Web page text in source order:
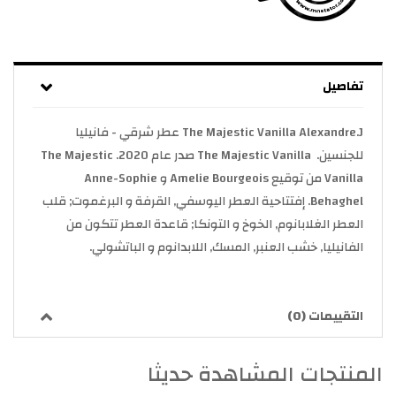
تفاصيل
The Majestic Vanilla Alexandre.J عطر شرقي - فانيليا
للجنسين. The Majestic Vanilla صدر عام 2020. The Majestic
Vanilla من توقيع Amelie Bourgeois و Anne-Sophie
Behaghel. إفتتاحية العطر اليوسفي, القرفة و البرغموت; قلب
العطر الغلابانوم, الخوخ و التونكا; قاعدة العطر تتكون من
الفانيليا, خشب العنبر, المسك, اللابدانوم و الباتشولي.
التقييمات (0)
المنتجات المشاهدة حديثا